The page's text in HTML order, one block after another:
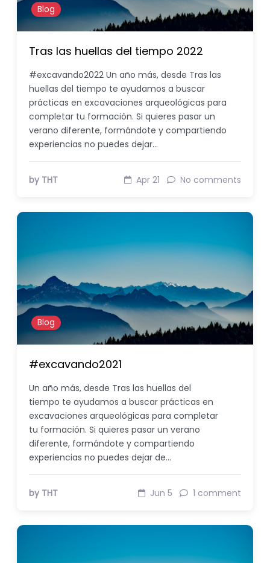
Blog
Tras las huellas del tiempo 2022
#excavando2022 Un año más, desde Tras las
huellas del tiempo te ayudamos a buscar
prácticas en excavaciones arqueológicas para
completar tu formación. Si quieres pasar un
verano diferente, formándote y compartiendo
experiencias no puedes dejar…
by THT Apr 21 No comments
Blog
#excavando2021
Un año más, desde Tras las huellas del
tiempo te ayudamos a buscar prácticas en
excavaciones arqueológicas para completar
tu formación. Si quieres pasar un verano
diferente, formándote y compartiendo
experiencias no puedes dejar de…
by THT Jun 5 1 comment